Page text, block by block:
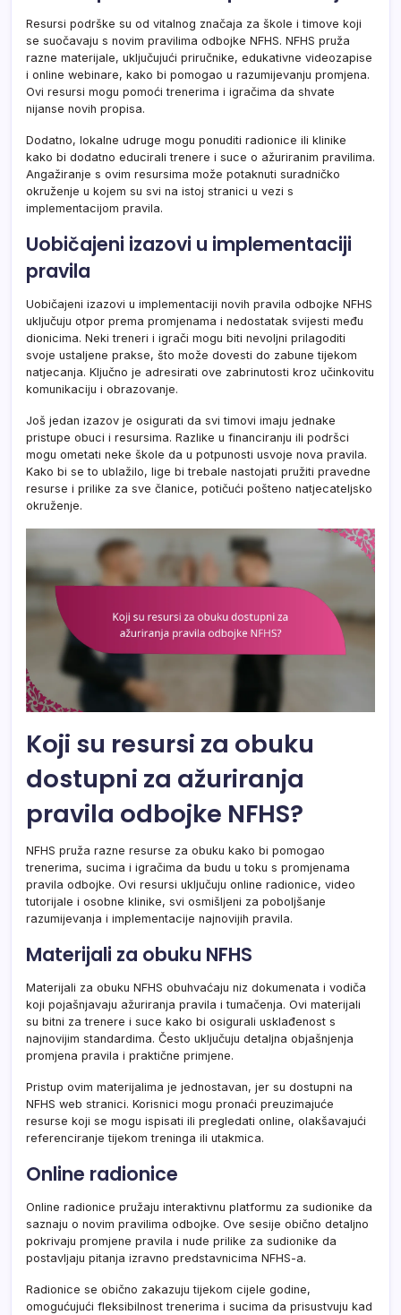
Resursi podrške su od vitalnog značaja za škole i timove koji
se suočavaju s novim pravilima odbojke NFHS. NFHS pruža
razne materijale, uključujući priručnike, edukativne videozapise
i online webinare, kako bi pomogao u razumijevanju promjena.
Ovi resursi mogu pomoći trenerima i igračima da shvate
nijanse novih propisa.
Dodatno, lokalne udruge mogu ponuditi radionice ili klinike
kako bi dodatno educirali trenere i suce o ažuriranim pravilima.
Angažiranje s ovim resursima može potaknuti suradničko
okruženje u kojem su svi na istoj stranici u vezi s
implementacijom pravila.
Uobičajeni izazovi u implementaciji
pravila
Uobičajeni izazovi u implementaciji novih pravila odbojke NFHS
uključuju otpor prema promjenama i nedostatak svijesti među
dionicima. Neki treneri i igrači mogu biti nevoljni prilagoditi
svoje ustaljene prakse, što može dovesti do zabune tijekom
natjecanja. Ključno je adresirati ove zabrinutosti kroz učinkovitu
komunikaciju i obrazovanje.
Još jedan izazov je osigurati da svi timovi imaju jednake
pristupe obuci i resursima. Razlike u financiranju ili podršci
mogu ometati neke škole da u potpunosti usvoje nova pravila.
Kako bi se to ublažilo, lige bi trebale nastojati pružiti pravedne
resurse i prilike za sve članice, potičući pošteno natjecateljsko
okruženje.
Koji su resursi za obuku
dostupni za ažuriranja
pravila odbojke NFHS?
NFHS pruža razne resurse za obuku kako bi pomogao
trenerima, sucima i igračima da budu u toku s promjenama
pravila odbojke. Ovi resursi uključuju online radionice, video
tutorijale i osobne klinike, svi osmišljeni za poboljšanje
razumijevanja i implementacije najnovijih pravila.
Materijali za obuku NFHS
Materijali za obuku NFHS obuhvaćaju niz dokumenata i vodiča
koji pojašnjavaju ažuriranja pravila i tumačenja. Ovi materijali
su bitni za trenere i suce kako bi osigurali usklađenost s
najnovijim standardima. Često uključuju detaljna objašnjenja
promjena pravila i praktične primjene.
Pristup ovim materijalima je jednostavan, jer su dostupni na
NFHS web stranici. Korisnici mogu pronaći preuzimajuće
resurse koji se mogu ispisati ili pregledati online, olakšavajući
referenciranje tijekom treninga ili utakmica.
Online radionice
Online radionice pružaju interaktivnu platformu za sudionike da
saznaju o novim pravilima odbojke. Ove sesije obično detaljno
pokrivaju promjene pravila i nude prilike za sudionike da
postavljaju pitanja izravno predstavnicima NFHS-a.
Radionice se obično zakazuju tijekom cijele godine,
omogućujući fleksibilnost trenerima i sucima da prisustvuju kad